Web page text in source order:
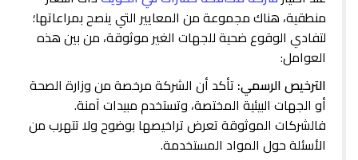
منطقية، هناك مجموعة من المعايير التي ينصح بمراعاتها؛
لتفادي الوقوع ضحية للجهات الغير موثوقة، من بين هذه
العوامل:
الترخيص الرسمي: تأكد أن الشركة مرخصة من وزارة الصحة
أو الجهات البيئية المختصة، وتستخدم مبيدات آمنة.
فالشركات الموثوقة تعرض تراخيصها بوضوح ولا تتهرب من
الأسئلة حول المواد المستخدمة.